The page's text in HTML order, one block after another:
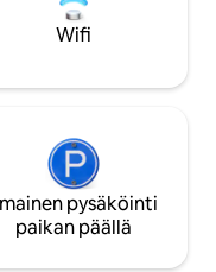
Wifi
pysäköinti
paikan päällä